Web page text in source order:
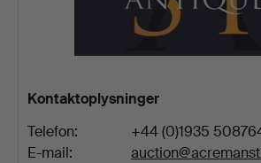
Valuers
Kontaktoplysninger
Telefon:
+44 (0)1935
E-mail: